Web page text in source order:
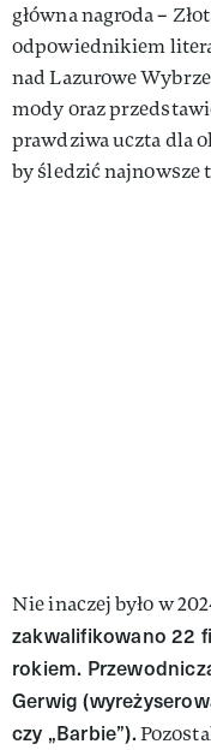
główna nagroda –
odpowiednikiem
nad Lazurowe
mody oraz
prawdziwa uczta dla
by śledzić
Nie inaczej było w
zakwalifikowano 22
rokiem.
Gerwig
czy „Barbie”).